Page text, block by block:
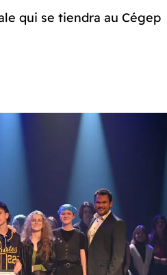
qui se tiendra au Cégep